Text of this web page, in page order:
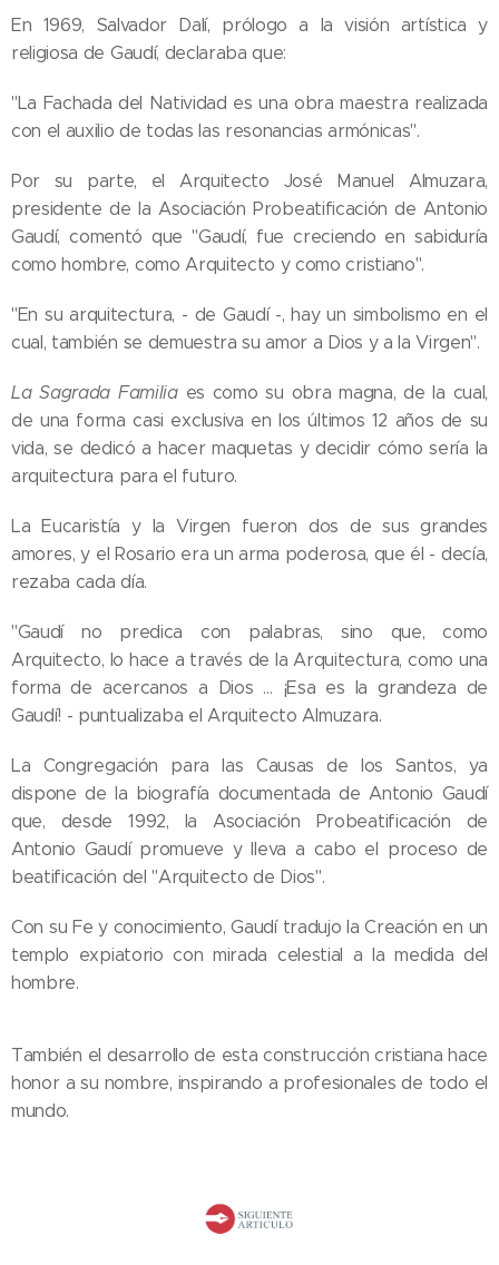
En 1969, Salvador Dalí, prólogo a la visión artística y
religiosa de Gaudí, declaraba que:
"La Fachada del Natividad es una obra maestra realizada
con el auxilio de todas las resonancias armónicas".
Por su parte, el Arquitecto José Manuel Almuzara,
presidente de la Asociación Probeatificación de Antonio
Gaudí, comentó que "Gaudí, fue creciendo en sabiduría
como hombre, como Arquitecto y como cristiano".
"En su arquitectura, ­- de Gaudí -, hay un simbolismo en el
cual, también se demuestra su amor a Dios y a la Virgen".
La Sagrada Familiaes como su obra magna, de la cual,
de una forma casi exclusiva en los últimos 12 años de su
vida, se dedicó a hacer maquetas y decidir cómo sería la
arquitectura para el futuro.
La Eucaristía y la Virgen fueron dos de sus grandes
amores, y el Rosario era un arma poderosa, que él - decía,
rezaba cada día.
"Gaudí no predica con palabras, sino que, como
Arquitecto, lo hace a través de la Arquitectura, como una
forma de acercanos a Dios ... ¡Esa es la grandeza de
Gaudí! - puntualizaba el Arquitecto Almuzara.
La Congregación para las Causas de los Santos, ya
dispone de la biografía documentada de Antonio Gaudí
que, desde 1992, la Asociación Probeatificación de
Antonio Gaudí promueve y lleva a cabo el proceso de
beatificación del "Arquitecto de Dios".
Con su Fe y conocimiento, Gaudí tradujo la Creación en un
templo expiatorio con mirada celestial a la medida del
hombre.
También el desarrollo de esta construcción cristiana hace
honor a su nombre, inspirando a profesionales de todo el
mundo.